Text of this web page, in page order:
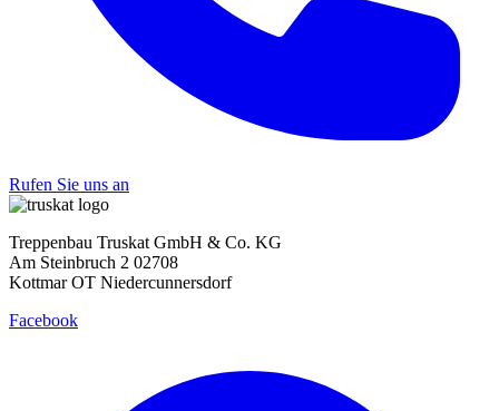
Rufen Sie uns an
Treppenbau Truskat GmbH & Co. KG
Am Steinbruch 2 02708
Kottmar OT Niedercunnersdorf
Facebook